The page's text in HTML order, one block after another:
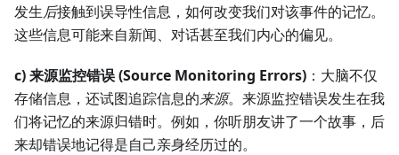
发生后接触到误导性信息，如何改变我们对该事件的记忆。
这些信息可能来自新闻、对话甚至我们内心的偏见。
c) 来源监控错误 (Source Monitoring Errors) ：大脑不仅
存储信息，还试图追踪信息的来源。来源监控错误发生在我
们将记忆的来源归错时。例如，你听朋友讲了一个故事，后
来却错误地记得是自己亲身经历过的。